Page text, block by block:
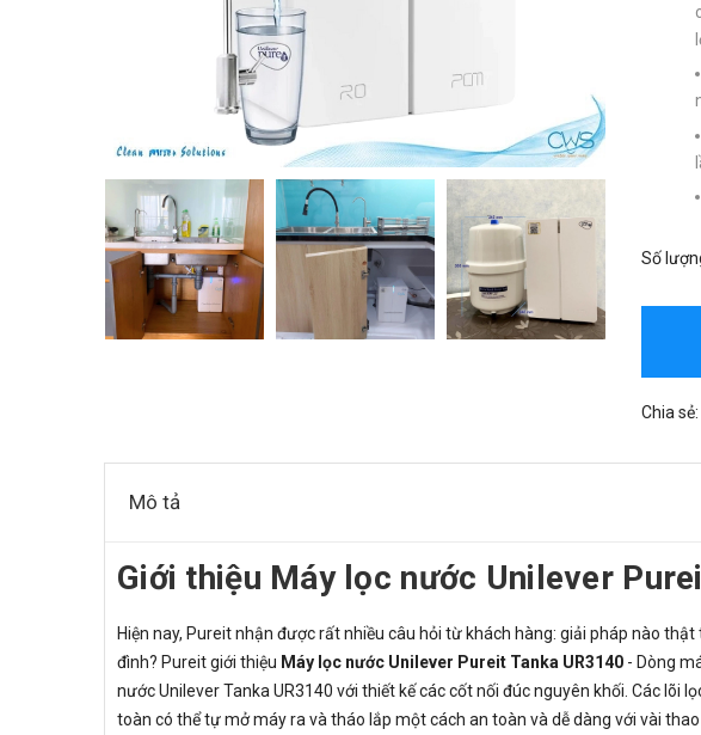
Số
Chia sẻ:
Mô tả
Giới thiệu Máy lọc nước Unilever
Hiện nay, Pureit nhận được rất nhiều câu hỏi từ khách hàng: giải pháp nào
đình? ​Pureit giới thiệu Máy lọc nước Unilever Pureit Tanka UR3140 - Dòng
nước Unilever Tanka UR3140 với thiết kế các cốt nối đúc nguyên khối. Các lõi
toàn có thể tự mở máy ra và tháo lắp một cách an toàn và dễ dàng với vài